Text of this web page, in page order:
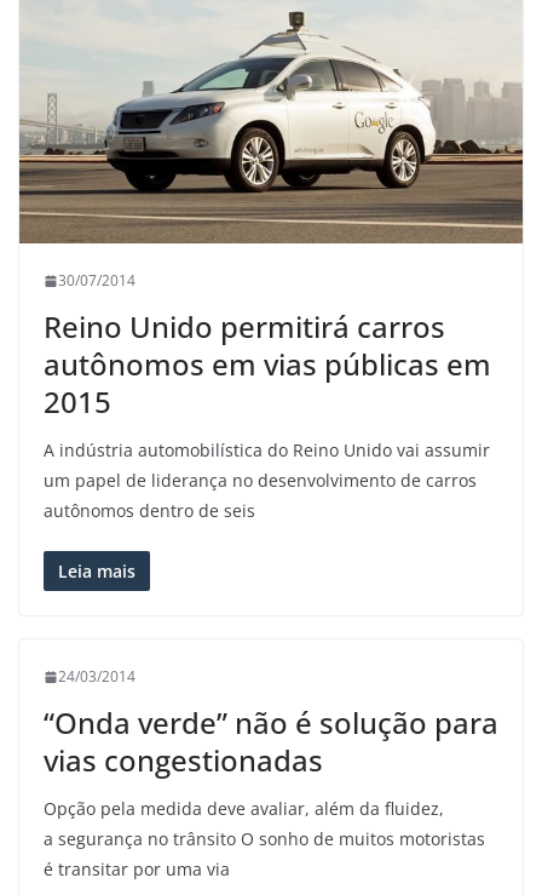
30/07/2014
Reino Unido permitirá carros
autônomos em vias públicas em
2015
A indústria automobilística do Reino Unido vai assumir
um papel de liderança no desenvolvimento de carros
autônomos dentro de seis
Leia mais
24/03/2014
“Onda verde” não é solução para
vias congestionadas
Opção pela medida deve avaliar, além da fluidez,
a segurança no trânsito O sonho de muitos motoristas
é transitar por uma via